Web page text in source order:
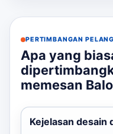
PERTIMBANGAN
Apa yang
memesan
Kejelasan desain